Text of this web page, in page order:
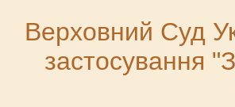
Верховний Суд
застосування